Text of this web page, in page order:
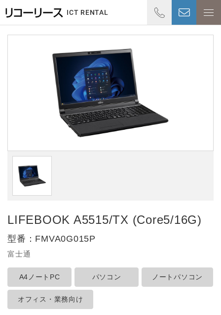
ICT RENTAL
受付
LIFEBOOK A5515/TX (Core5/16G)
型番： FMVA0G015P
富士通
A4ノートPC パソコン ノートパソコン
オフィス・業務向け